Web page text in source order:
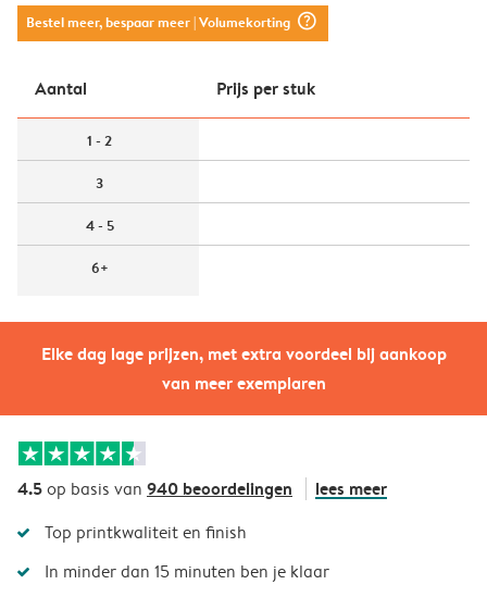
Elke dag lage prijzen, met extra voordeel bij aankoop
van meer exemplaren
Bestel meer, bespaar meer| Volumekorting question_mark_circle
Aantal Prijs per stuk
1 - 2
3
4 - 5
6+
4.5op basis van 940 beoordelingen lees meer
Top printkwaliteit en finish
In minder dan 15 minuten ben je klaar